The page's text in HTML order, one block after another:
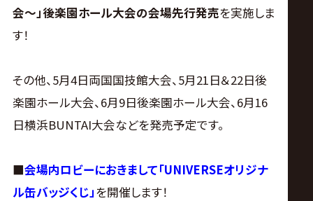
会～」後楽園ホール大会の会場先行発売を実施しま
す！
その他、5月4日両国国技館大会、5月21日＆22日後
楽園ホール大会、6月9日後楽園ホール大会、6月16
日横浜BUNTAI大会などを発売予定です。
■会場内ロビーにおきまして「UNIVERSEオリジナ
ル缶バッジくじ」を開催します！